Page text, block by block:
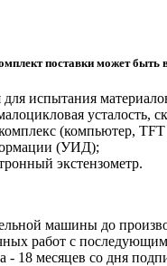
поставки может быть
испытания
усталость,
(компьютер,
(УИД);
экстензометр.
машины до
работ с
- 18 месяцев со дня